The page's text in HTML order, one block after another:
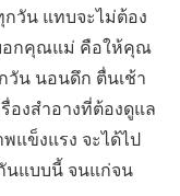
วัน แทบจะไม่ต้อง
อกคุณแม่ คือให้คุณ
น นอนดึก ตื่นเช้า
องสำอางที่ต้องดูแล
ข็งแรง จะได้ไป
นแบบนี้ จนแก่จน